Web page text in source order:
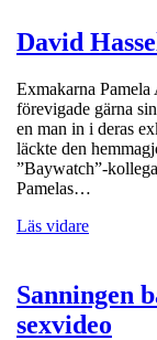
David
Exmakarna
förevigade gärna
en man in i deras
läckte den
”Baywatch”-
Pamelas…
Läs vidare
Sanningen
sexvideo